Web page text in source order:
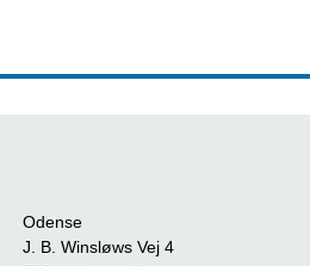
Odense
J. B. Winsløws Vej 4